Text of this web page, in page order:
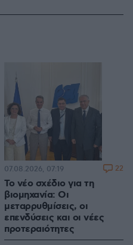
Το νέο σχέδιο για τη
βιομηχανία: Οι
μεταρρυθμίσεις, οι
επενδύσεις και οι νέες
προτεραιότητες
07.08.2026, 07:19 22